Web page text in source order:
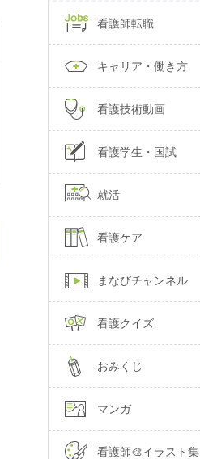
看護師転職
キャリア・働き方
看護技術動画
看護学生・国試
就活
看護ケア
まなびチャンネル
看護クイズ
おみくじ
マンガ
看護師🎨イラスト集